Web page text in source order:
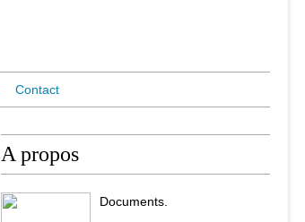
Contact
A propos
Documents.